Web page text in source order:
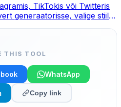
TikTokis või Twitteris
generaatorisse, valige stiil ja
THIS TOOL
WhatsApp
Copy link